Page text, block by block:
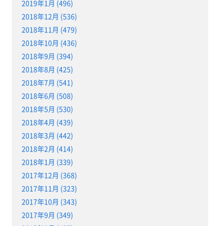
2019年1月 (496)
2018年12月 (536)
2018年11月 (479)
2018年10月 (436)
2018年9月 (394)
2018年8月 (425)
2018年7月 (541)
2018年6月 (508)
2018年5月 (530)
2018年4月 (439)
2018年3月 (442)
2018年2月 (414)
2018年1月 (339)
2017年12月 (368)
2017年11月 (323)
2017年10月 (343)
2017年9月 (349)